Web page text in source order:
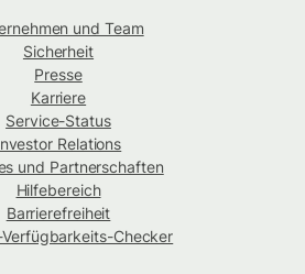
und Team
Sicherheit
Presse
Karriere
Service-Status
Relations
und Partnerschaften
Hilfebereich
Barrierefreiheit
Verfügbarkeits-Checker